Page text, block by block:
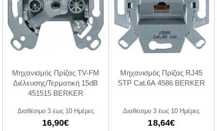
Μηχανισμός Πρίζας TV-FM
Διέλευσης/Τερματική 15dB
451515 BERKER
Διαθέσιμο 3 έως 10 Ημέρες
16,90€
Μηχανισμός Πρίζας RJ45
STP Cat.6A 4586 BERKER
Διαθέσιμο 3 έως 10 Ημέρες
18,64€